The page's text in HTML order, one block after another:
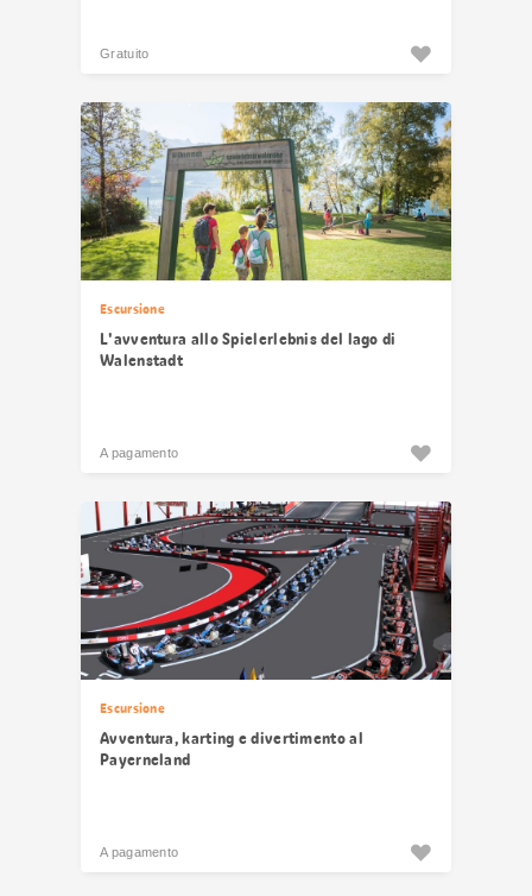
Gratuito
Escursione
L'avventura allo Spielerlebnis del lago di
Walenstadt
A pagamento
Escursione
Avventura, karting e divertimento al
Payerneland
A pagamento